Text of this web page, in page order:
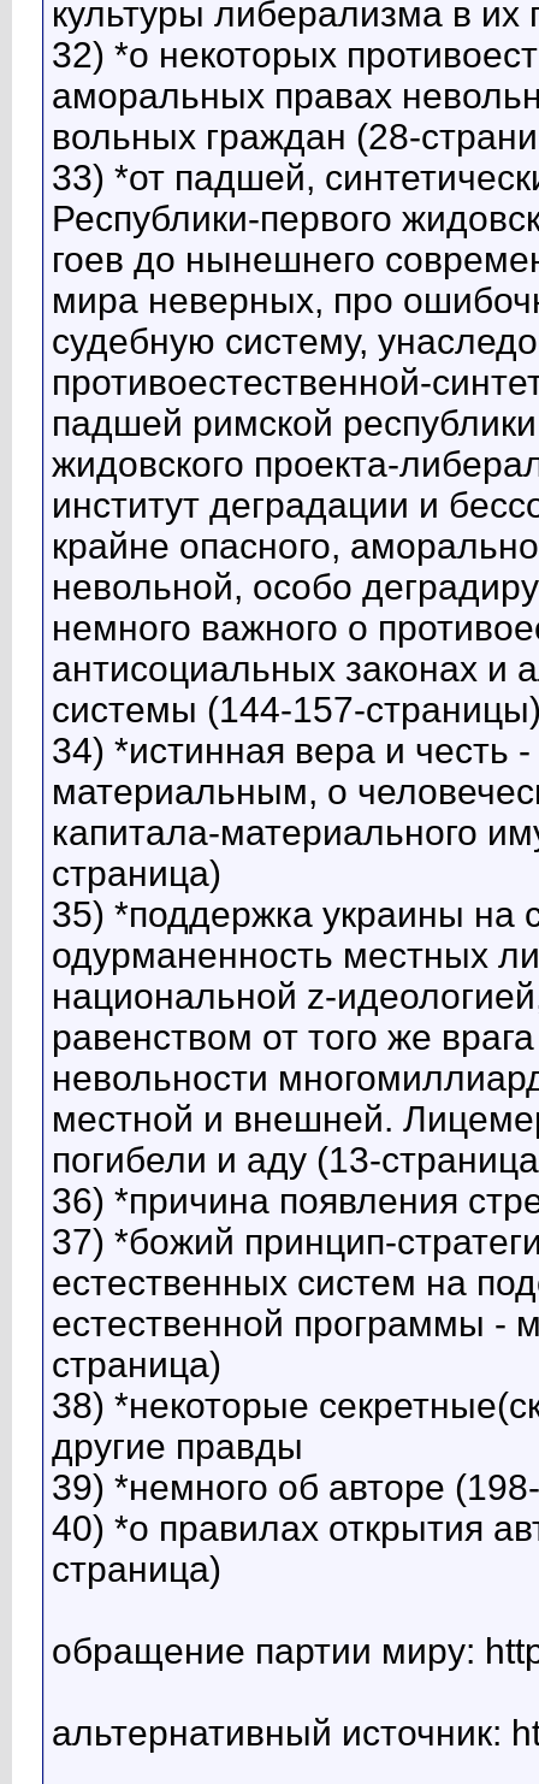
культуры либерализма в их
32) *о некоторых
аморальных правах
вольных граждан (28-
33) *от падшей,
Республики-первого
гоев до нынешнего
мира неверных, про
судебную систему,
противоестественной-
падшей римской
жидовского проекта-
институт деградации и
крайне опасного,
невольной, особо
немного важного о
антисоциальных законах и
системы (144-157-
34) *истинная вера и честь
материальным, о
капитала-материального
страница)
35) *поддержка украины на
одурманенность местных
национальной z-
равенством от того же
невольности
местной и внешней.
погибели и аду (13-
36) *причина появления
37) *божий принцип-
естественных систем на
естественной программы -
страница)
38) *некоторые
другие правды
39) *немного об авторе
40) *о правилах открытия
страница)
обращение партии миру:
альтернативный источник: